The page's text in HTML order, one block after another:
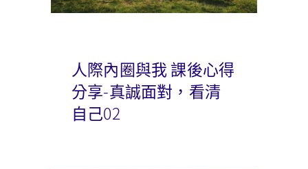
人際內圈與我 課後心得
分享-真誠面對，看清
自己02